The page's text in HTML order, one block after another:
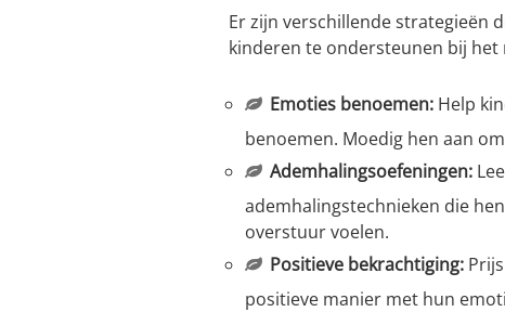
Er zijn verschillende strategieën
kinderen te ondersteunen bij
Emoties benoemen: Help
benoemen. Moedig hen aan
Ademhalingsoefeningen:
ademhalingstechnieken die
overstuur voelen.
Positieve bekrachtiging:
positieve manier met hun